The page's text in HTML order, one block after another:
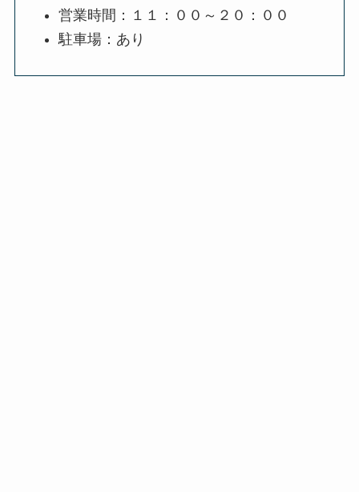
営業時間：１１：００～２０：００
駐車場：あり